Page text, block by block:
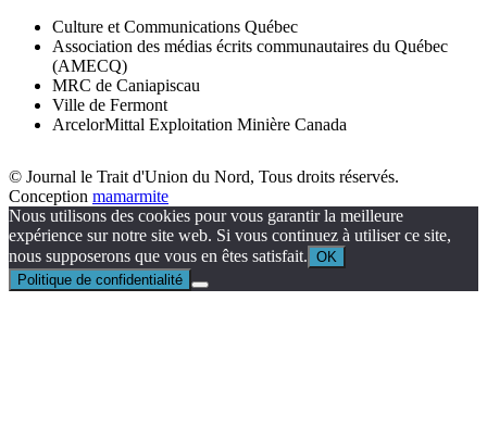
Culture et Communications Québec
Association des médias écrits communautaires du Québec
(AMECQ)
MRC de Caniapiscau
Ville de Fermont
ArcelorMittal Exploitation Minière Canada
© Journal le Trait d'Union du Nord, Tous droits réservés.
Conception mamarmite
Nous utilisons des cookies pour vous garantir la meilleure
expérience sur notre site web. Si vous continuez à utiliser ce site,
nous supposerons que vous en êtes satisfait. OK
Politique de confidentialité